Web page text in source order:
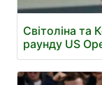
Світоліна та
раунду US